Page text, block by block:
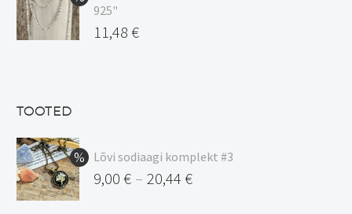
17,00 €.
on:
15,00 €.
925"
Algne
11,48 €
TOOTED
Lõvi sodiaagi komplekt #3
9,00 € – 20,44 €